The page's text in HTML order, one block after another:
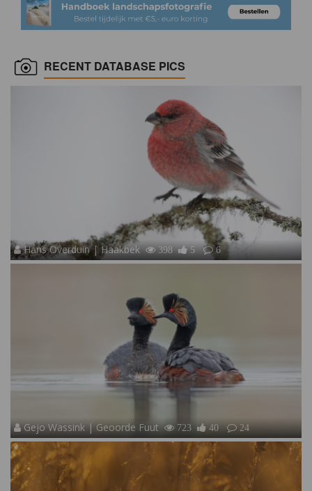
RECENT DATABASE PICS
Hans Overduin | Haakbek 398 5 6
Gejo Wassink | Geoorde Fuut 723 40 24